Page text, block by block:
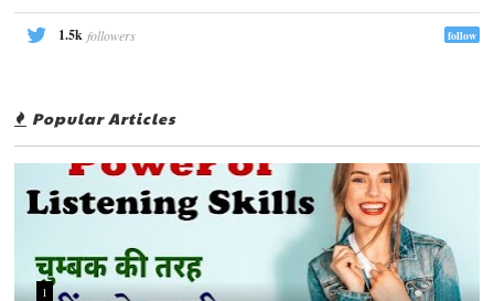
1.5k followers follow
Popular Articles
1